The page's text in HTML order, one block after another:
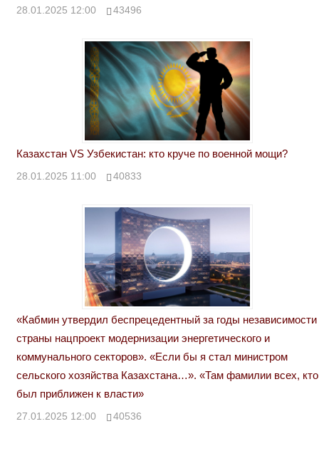
28.01.2025 12:00 43496
Казахстан VS Узбекистан: кто круче по военной мощи?
28.01.2025 11:00 40833
«Кабмин утвердил беспрецедентный за годы независимости
страны нацпроект модернизации энергетического и
коммунального секторов». «Если бы я стал министром
сельского хозяйства Казахстана…». «Там фамилии всех, кто
был приближен к власти»
27.01.2025 12:00 40536